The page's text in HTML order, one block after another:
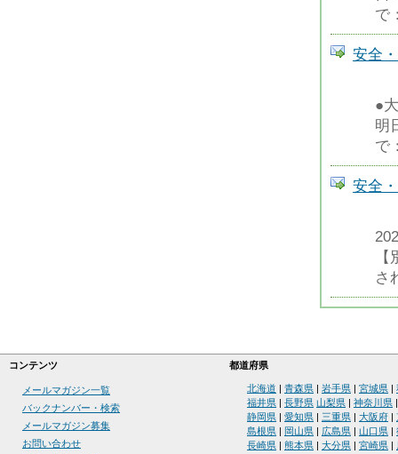
で
安全
●
明
で
安全
さ
コンテンツ 都道府県
メールマガジン一覧
バックナンバー・検索
メールマガジン募集
お問い合わせ
北海道 青森県 岩手県 宮城県
福井県
長野県 山梨県 神奈川県
静岡県
愛知県 三重県 大阪府
島根県
岡山県 広島県 山口県
長崎県
熊本県 大分県 宮崎県